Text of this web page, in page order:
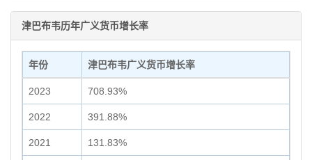
津巴布韦历年广义货币增长率
年份 津巴布韦广义货币增长率
2023 708.93%
2022 391.88%
2021 131.83%